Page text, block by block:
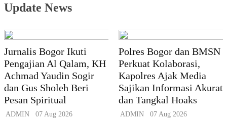
Update News
Jurnalis Bogor Ikuti
Pengajian Al Qalam, KH
Achmad Yaudin Sogir
dan Gus Sholeh Beri
Pesan Spiritual
ADMIN 07 Aug 2026
Polres Bogor dan BMSN
Perkuat Kolaborasi,
Kapolres Ajak Media
Sajikan Informasi Akurat
dan Tangkal Hoaks
ADMIN 07 Aug 2026